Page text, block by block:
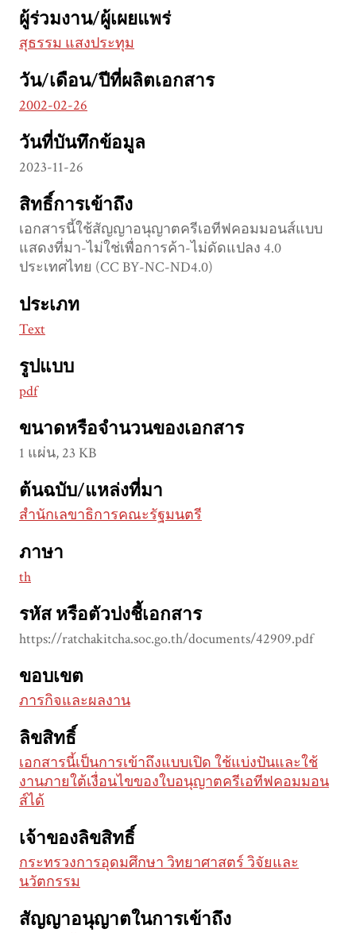
ผู้ร่วมงาน/ผู้เผยแพร่
สุธรรม แสงประทุม
วัน/เดือน/ปีที่ผลิตเอกสาร
2002-02-26
วันที่บันทึกข้อมูล
2023-11-26
สิทธิ์การเข้าถึง
เอกสารนี้ใช้สัญญาอนุญาตครีเอทีฟคอมมอนส์แบบ
แสดงที่มา-ไม่ใช่เพื่อการค้า-ไม่ดัดแปลง 4.0
ประเทศไทย (CC BY-NC-ND4.0)
ประเภท
Text
รูปแบบ
pdf
ขนาดหรือจำนวนของเอกสาร
1 แผ่น, 23 KB
ต้นฉบับ/แหล่งที่มา
สำนักเลขาธิการคณะรัฐมนตรี
ภาษา
th
รหัส หรือตัวบ่งชี้เอกสาร
https://ratchakitcha.soc.go.th/documents/42909.pdf
ขอบเขต
ภารกิจและผลงาน
ลิขสิทธิ์
เอกสารนี้เป็นการเข้าถึงแบบเปิด ใช้แบ่งปันและใช้
งานภายใต้เงื่อนไขของใบอนุญาตครีเอทีฟคอมมอน
ส์ได้
เจ้าของลิขสิทธิ์
กระทรวงการอุดมศึกษา วิทยาศาสตร์ วิจัยและ
นวัตกรรม
สัญญาอนุญาตในการเข้าถึง